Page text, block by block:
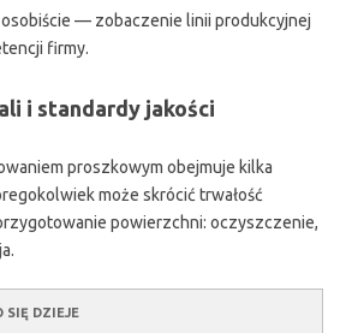
— zobaczenie linii produkcyjnej
firmy.
i standardy jakości
proszkowym obejmuje kilka
może skrócić trwałość
powierzchni: oczyszczenie,
SIĘ DZIEJE